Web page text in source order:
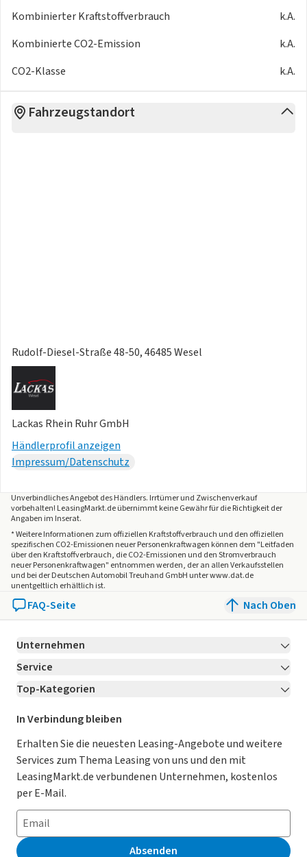
Kombinierter Kraftstoffverbrauch
k.A.
Kombinierte CO2-Emission
k.A.
CO2-Klasse
k.A.
Fahrzeugstandort
Rudolf-Diesel-Straße 48-50, 46485 Wesel
Lackas Rhein Ruhr GmbH
Händlerprofil anzeigen
Impressum/Datenschutz
Unverbindliches Angebot desHändlers. Irrtümer und Zwischenverkauf
vorbehalten! LeasingMarkt.de übernimmt keine Gewähr für die Richtigkeit der
Angaben im Inserat.
* Weitere Informationen zum offiziellen Kraftstoffverbrauch und den offiziellen
spezifischen CO2-Emissionen neuer Personenkraftwagen können dem "Leitfaden
über den Kraftstoffverbrauch, die CO2-Emissionen und den Stromverbrauch
neuer Personenkraftwagen" entnommen werden, der an allen Verkaufsstellen
und bei der Deutschen Automobil Treuhand GmbH unter www.dat.de
unentgeltlich erhältlich ist.
FAQ-Seite Nach Oben
Unternehmen
Über LeasingMarkt.de
Karriere Jetzt bewerben!
Für Händler
Kooperation mit AutoScout24
AGB
Datenschutz
Impressum
Erklärung zur Barrierefreiheit
Service
Kontakt
Ratgeber
Magazin
Datenschutz-Einstellungen
So funktioniert’s
Häufig gestellte Fragen
Leasing-Lexikon
Top-Kategorien
Leasing Deals
Gebrauchtwagen Leasing
Leasing ohne Anzahlung
E-Auto Leasing
Privatleasing
Leasing-Vergleiche
In Verbindung bleiben
Erhalten Sie die neuesten Leasing-Angebote und weitere
Services zum Thema Leasing von uns und den mit
LeasingMarkt.de verbundenen Unternehmen, kostenlos
per E-Mail.
Absenden